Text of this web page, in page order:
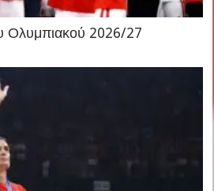
Ολυμπιακού 2026/27